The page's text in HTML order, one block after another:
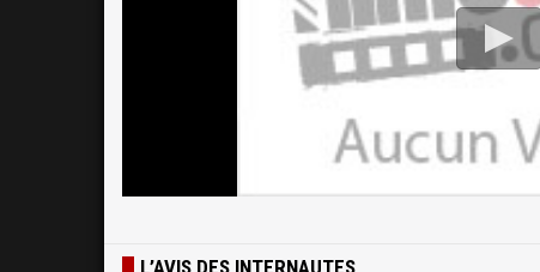
L’AVIS DES INTERNAUTES